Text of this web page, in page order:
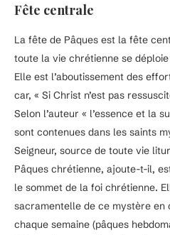
Fête centrale
La fête de Pâques est la fête
toute la vie chrétienne se
Elle est l’aboutissement des
car, « Si Christ n’est pas
Selon l’auteur « l’essence et la
sont contenues dans les saints
Seigneur, source de toute vie
Pâques chrétienne, ajoute-t-il,
le sommet de la foi chrétienne.
sacramentelle de ce mystère en
chaque semaine (pâques